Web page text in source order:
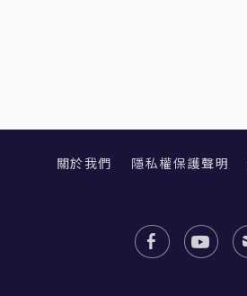
關於我們 隱私權保護聲明